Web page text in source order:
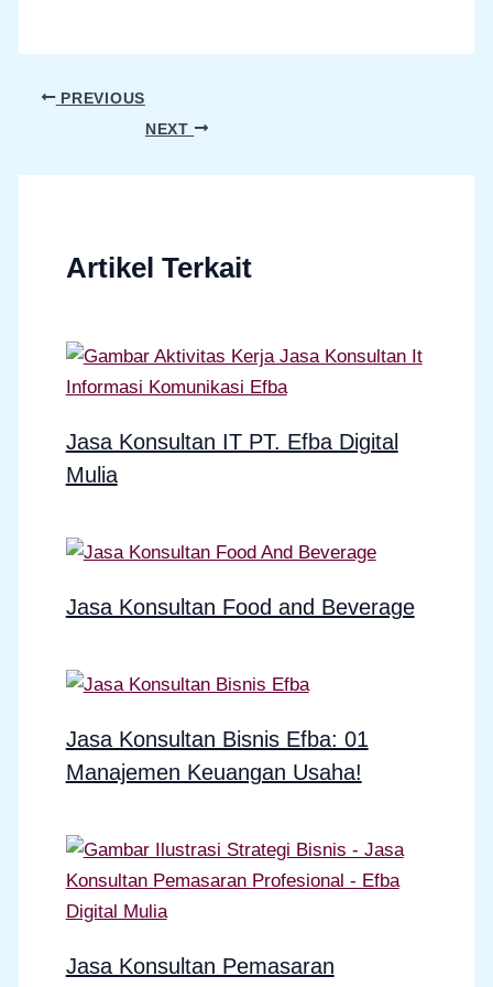
PREVIOUS
NEXT
Artikel Terkait
Jasa Konsultan IT PT. Efba Digital
Mulia
Jasa Konsultan Food and Beverage
Jasa Konsultan Bisnis Efba: 01
Manajemen Keuangan Usaha!
Jasa Konsultan Pemasaran